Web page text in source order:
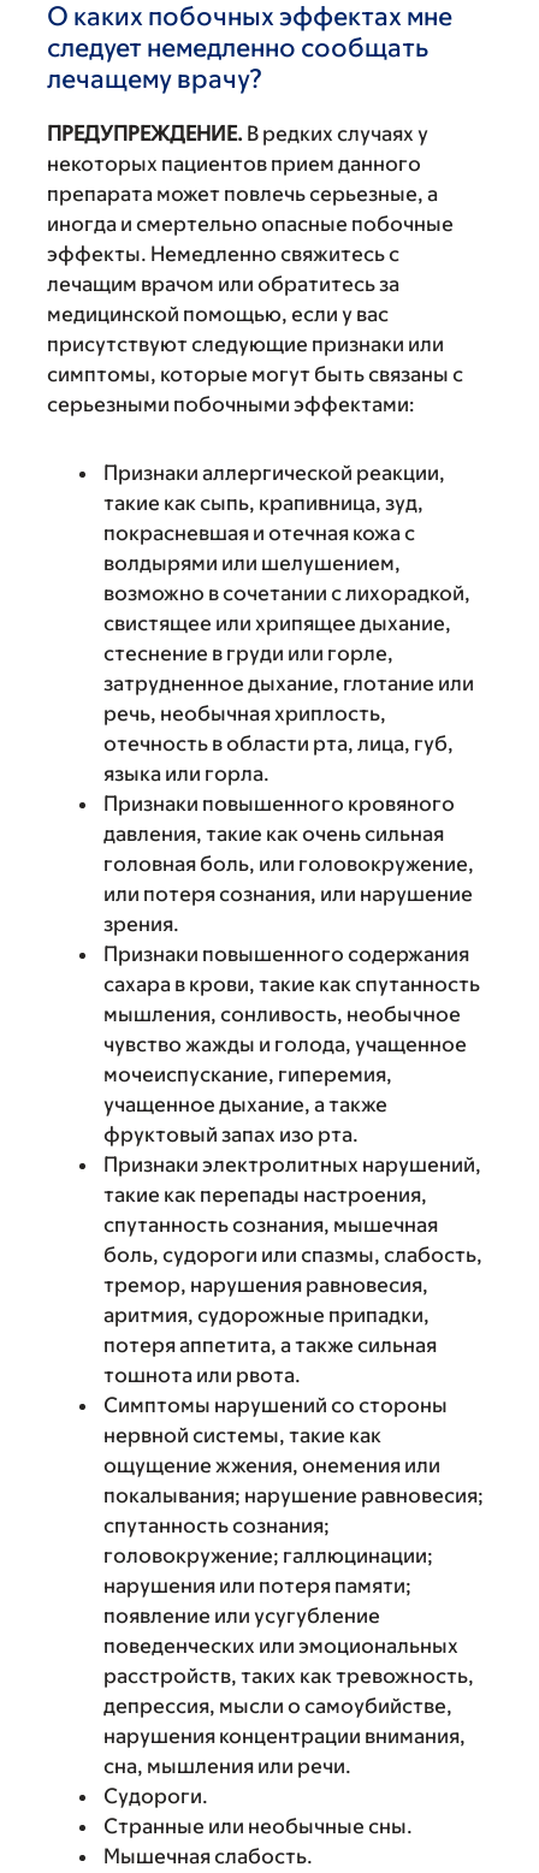
О каких побочных эффектах мне
следует немедленно сообщать
лечащему врачу?
ПРЕДУПРЕЖДЕНИЕ. В редких случаях у
некоторых пациентов прием данного
препарата может повлечь серьезные, а
иногда и смертельно опасные побочные
эффекты. Немедленно свяжитесь с
лечащим врачом или обратитесь за
медицинской помощью, если у вас
присутствуют следующие признаки или
симптомы, которые могут быть связаны с
серьезными побочными эффектами:
Признаки аллергической реакции,
такие как сыпь, крапивница, зуд,
покрасневшая и отечная кожа с
волдырями или шелушением,
возможно в сочетании с лихорадкой,
свистящее или хрипящее дыхание,
стеснение в груди или горле,
затрудненное дыхание, глотание или
речь, необычная хриплость,
отечность в области рта, лица, губ,
языка или горла.
Признаки повышенного кровяного
давления, такие как очень сильная
головная боль, или головокружение,
или потеря сознания, или нарушение
зрения.
Признаки повышенного содержания
сахара в крови, такие как спутанность
мышления, сонливость, необычное
чувство жажды и голода, учащенное
мочеиспускание, гиперемия,
учащенное дыхание, а также
фруктовый запах изо рта.
Признаки электролитных нарушений,
такие как перепады настроения,
спутанность сознания, мышечная
боль, судороги или спазмы, слабость,
тремор, нарушения равновесия,
аритмия, судорожные припадки,
потеря аппетита, а также сильная
тошнота или рвота.
Симптомы нарушений со стороны
нервной системы, такие как
ощущение жжения, онемения или
покалывания; нарушение равновесия;
спутанность сознания;
головокружение; галлюцинации;
нарушения или потеря памяти;
появление или усугубление
поведенческих или эмоциональных
расстройств, таких как тревожность,
депрессия, мысли о самоубийстве,
нарушения концентрации внимания,
сна, мышления или речи.
Судороги.
Странные или необычные сны.
Мышечная слабость.